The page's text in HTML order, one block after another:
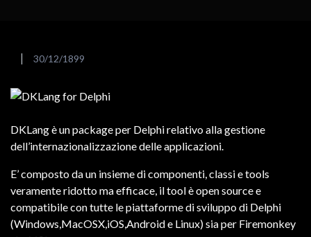
30/12/1899
DKLang è un package per Delphi relativo alla gestione
dell’internazionalizzazione delle applicazioni.
E’ composto da un insieme di componenti, classi e tools
veramente ridotto ma efficace, il tool è open source e
compatibile con tutte le piattaforme di sviluppo di Delphi
(Windows,MacOSX,iOS,Android e Linux) sia per Firemonkey